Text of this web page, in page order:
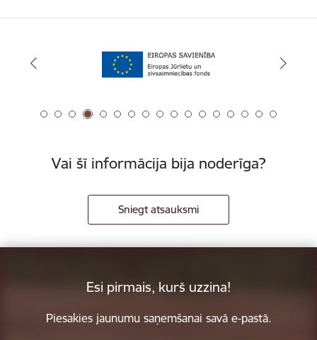
Vai šī informācija bija noderīga?
Sniegt atsauksmi
Esi pirmais, kurš uzzina!
Piesakies jaunumu saņemšanai savā e-pastā.